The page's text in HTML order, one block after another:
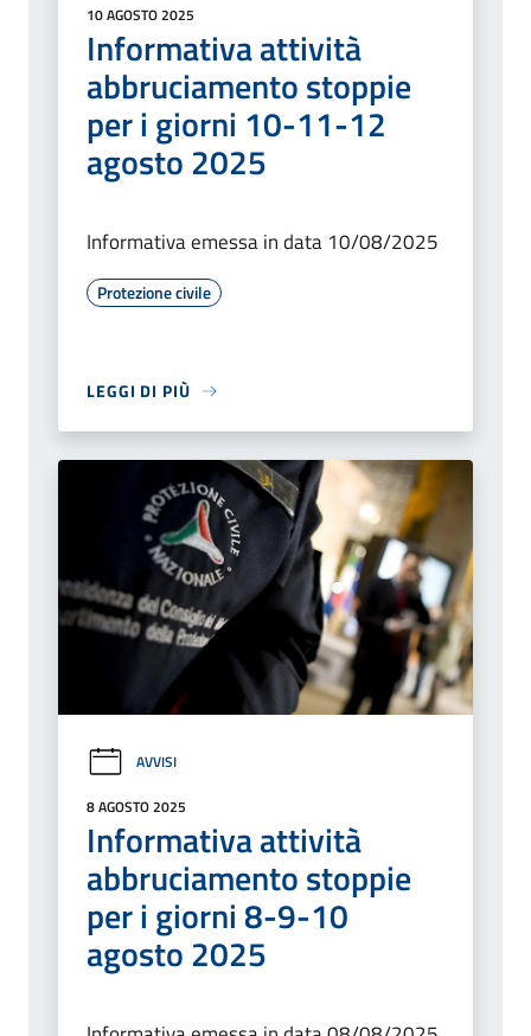
10 AGOSTO 2025
Informativa attività
abbruciamento stoppie
per i giorni 10-11-12
agosto 2025
Informativa emessa in data 10/08/2025
Protezione civile
LEGGI DI PIÙ
AVVISI
8 AGOSTO 2025
Informativa attività
abbruciamento stoppie
per i giorni 8-9-10
agosto 2025